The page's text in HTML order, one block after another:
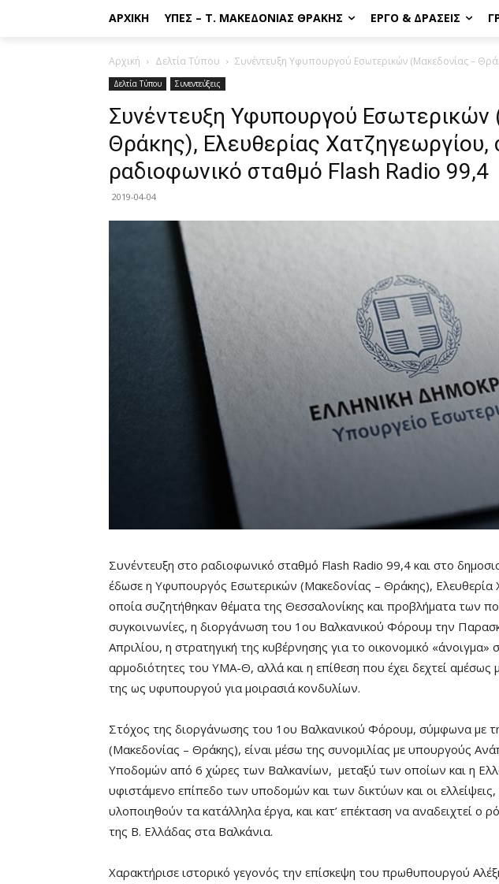
ΑΡΧΙΚΉ ΥΠΕΣ – Τ. ΜΑΚΕΔΟΝΊΑΣ ΘΡΆΚΗΣ ΈΡΓΟ & ΔΡΆΣΕΙΣ
Αρχική Δελτία Τύπου Συνέντευξη Υφυπουργού Εσωτερικών (Μακεδονίας –
Δελτία Τύπου Συνεντεύξεις
Συνέντευξη Υφυπουργού Εσωτερικών
Θράκης), Ελευθερίας Χατζηγεωργίου,
ραδιοφωνικό σταθμό Flash Radio 99,4
2019-04-04
Συνέντευξη στο ραδιοφωνικό σταθμό Flash Radio 99,4 και στο
έδωσε η Υφυπουργός Εσωτερικών (Μακεδονίας – Θράκης), Ελευθερία
οποία συζητήθηκαν θέματα της Θεσσαλονίκης και προβλήματα των
συγκοινωνίες, η διοργάνωση του 1ου Βαλκανικού Φόρουμ την
Απριλίου, η στρατηγική της κυβέρνησης για το οικονομικό «άνοιγμα»
αρμοδιότητες του ΥΜΑ-Θ, αλλά και η επίθεση που έχει δεχτεί αμέσως
της ως υφυπουργού για μοιρασιά κονδυλίων.
Στόχος της διοργάνωσης του 1ου Βαλκανικού Φόρουμ, σύμφωνα με
(Μακεδονίας – Θράκης), είναι μέσω της συνομιλίας με υπουργούς
Υποδομών από 6 χώρες των Βαλκανίων, μεταξύ των οποίων και η
υφιστάμενο επίπεδο των υποδομών και των δικτύων και οι
υλοποιηθούν τα κατάλληλα έργα, και κατ’ επέκταση να αναδειχτεί ο
της Β. Ελλάδας στα Βαλκάνια.
Χαρακτήρισε ιστορικό γεγονός την επίσκεψη του πρωθυπουργού